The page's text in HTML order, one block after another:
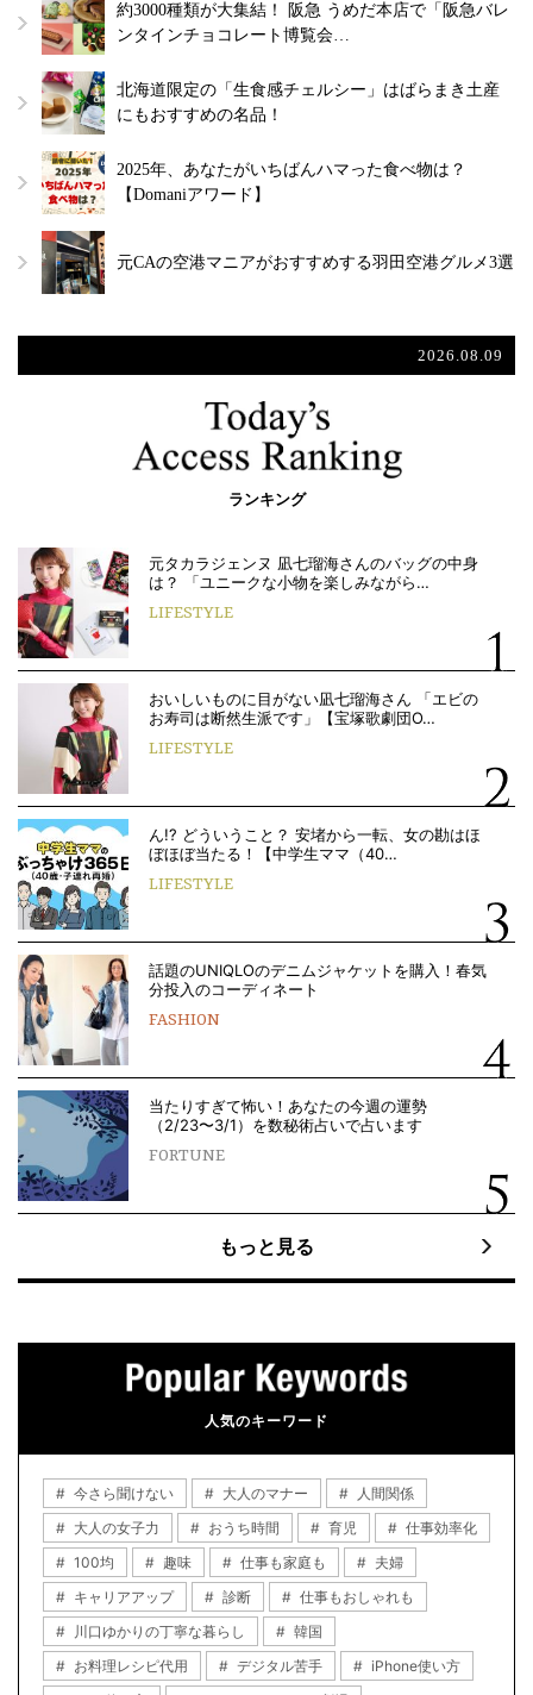
約3000種類が大集結！ 阪急 うめだ本店で「阪急バレ
ンタインチョコレート博覧会…
北海道限定の「生食感チェルシー」はばらまき土産
にもおすすめの名品！
2025年、あなたがいちばんハマった食べ物は？
【Domaniアワード】
元CAの空港マニアがおすすめする羽田空港グルメ3選
2026.08.09
ランキング
元タカラジェンヌ 凪七瑠海さんのバッグの中身
は？ 「ユニークな小物を楽しみながら…
LIFESTYLE
おいしいものに目がない凪七瑠海さん 「エビの
お寿司は断然生派です」【宝塚歌劇団O…
LIFESTYLE
ん!? どういうこと？ 安堵から一転、女の勘はほ
ぼほぼ当たる！【中学生ママ（40…
LIFESTYLE
話題のUNIQLOのデニムジャケットを購入！春気
分投入のコーディネート
FASHION
当たりすぎて怖い！あなたの今週の運勢
（2/23〜3/1）を数秘術占いで占います
FORTUNE
もっと見る
人気のキーワード
今さら聞けない 大人のマナー
人間関係
大人の女子力
おうち時間 育児
仕事効率化
100均
趣味 仕事も家庭も
夫婦
キャリアアップ
診断
仕事もおしゃれも
川口ゆかりの丁寧な暮らし
韓国
お料理レシピ代用
デジタル苦手
iPhone使い方